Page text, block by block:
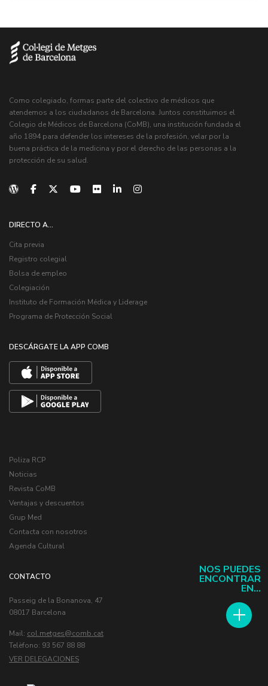
NOS PUEDES
ENCONTRAR
EN...
Como colegiado, formas parte del colectivo de médicos que
atendemos a los ciudadanos de Barcelona. Juntos constituimos el
Colegio de Médicos de Barcelona (CoMB), una institución fundada el
año 1894 para defender los intereses de la profesión, velar por la
buena práctica de la medicina y por el derecho de las personas a la
protección de su salud.
DIRECTO A...
Cita previa
Registro colegial
Bolsa de empleo
Colegiación
Instituto de Formación Médica y Liderage
Programa de Protección Social
DESCÁRGATE LA APP COMB
Poliza RCP
Noticias
Revista CoMB
Ventajas y descuentos
Grup Med
Contacta con nosotros
Agenda Cultural
CONTACTO
Passeig de la Bonanova, 47
08017 Barcelona
Mail: col.metges
Telèfono: 93 567 88 88
VER DELEGACIONES